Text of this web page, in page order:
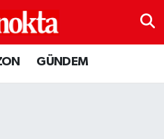
GÜNDEM